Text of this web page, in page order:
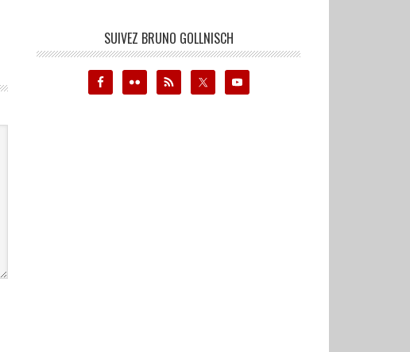
SUIVEZ BRUNO GOLLNISCH